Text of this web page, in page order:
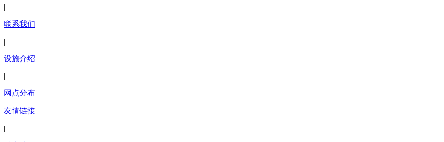
|
联系我们
|
设施介绍
|
网点分布
友情链接
|